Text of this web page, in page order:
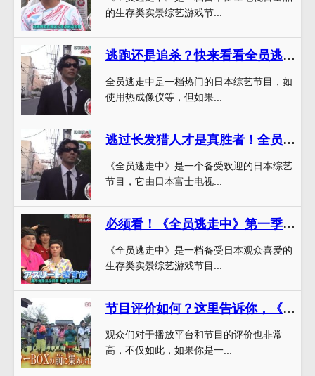
的生存类实景综艺游戏节...
逃跑还是追杀？快来看看全员逃走中熟肉啥意思，体验一场惊心动魄的生存游戏
全员逃走中是一档热门的日本综艺节目，如
使用热成像仪等，但如果...
逃过长发猎人才是真胜者！全员逃走中第五季
《全员逃走中》是一个备受欢迎的日本综艺
节目，它由日本富士电视...
必须看！《全员逃走中》第一季合集百度云干货分享
《全员逃走中》是一档备受日本观众喜爱的
生存类实景综艺游戏节目...
节目评价如何？这里告诉你，《全员逃走中》在哪看
观众们对于播放平台和节目的评价也非常
高，不仅如此，如果你是一...